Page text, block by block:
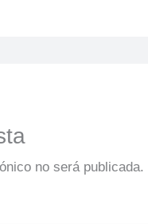
no será publicada.